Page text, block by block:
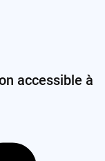
accessible à